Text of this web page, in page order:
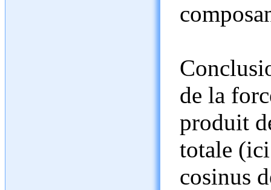
de la
produit
totale
cosinus